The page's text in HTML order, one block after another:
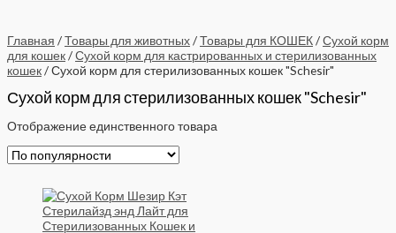
Главная /Товары для животных/Товары для КОШЕК/Сухой корм
для кошек/Сухой корм для кастрированных и стерилизованных
кошек/ Сухой корм для стерилизованных кошек "Schesir"
Сухой корм для стерилизованных кошек "Schesir"
Отображение единственного товара